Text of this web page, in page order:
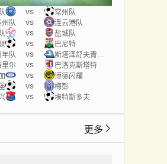
vs 常州队
州队 vs 连云港队
vs 盐城队
vs 巴尼特
队 vs 斯塔泽舒夫青年队
里尔 vs 巴洛克斯塔特
vs 博德闪耀
vs 梅彭
vs 埃特斯多夫
更多